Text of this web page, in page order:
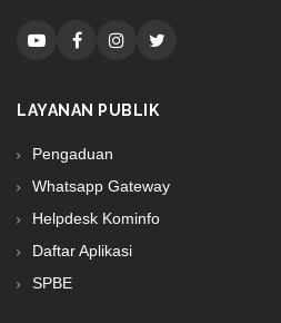
LAYANAN PUBLIK
Pengaduan
Whatsapp Gateway
Helpdesk Kominfo
Daftar Aplikasi
SPBE